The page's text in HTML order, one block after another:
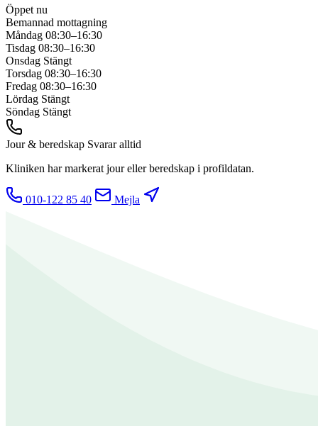
Öppet nu
Bemannad mottagning
Måndag 08:30–16:30
Tisdag 08:30–16:30
Onsdag Stängt
Torsdag 08:30–16:30
Fredag 08:30–16:30
Lördag Stängt
Söndag Stängt
Jour & beredskap Svarar alltid
Kliniken har markerat jour eller beredskap i profildatan.
010-122 85 40 Mejla